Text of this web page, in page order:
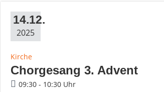
14.12.
2025
Kirche
Chorgesang 3. Advent
09:30 - 10:30 Uhr